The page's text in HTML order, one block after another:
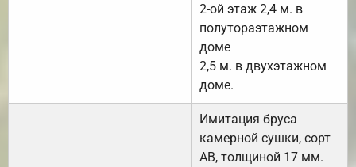
2-ой этаж 2,4 м. в
полутораэтажном
доме
2,5 м. в двухэтажном
доме.
Имитация бруса
камерной сушки, сорт
АВ, толщиной 17 мм.